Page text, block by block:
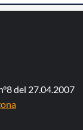
del 27.04.2007